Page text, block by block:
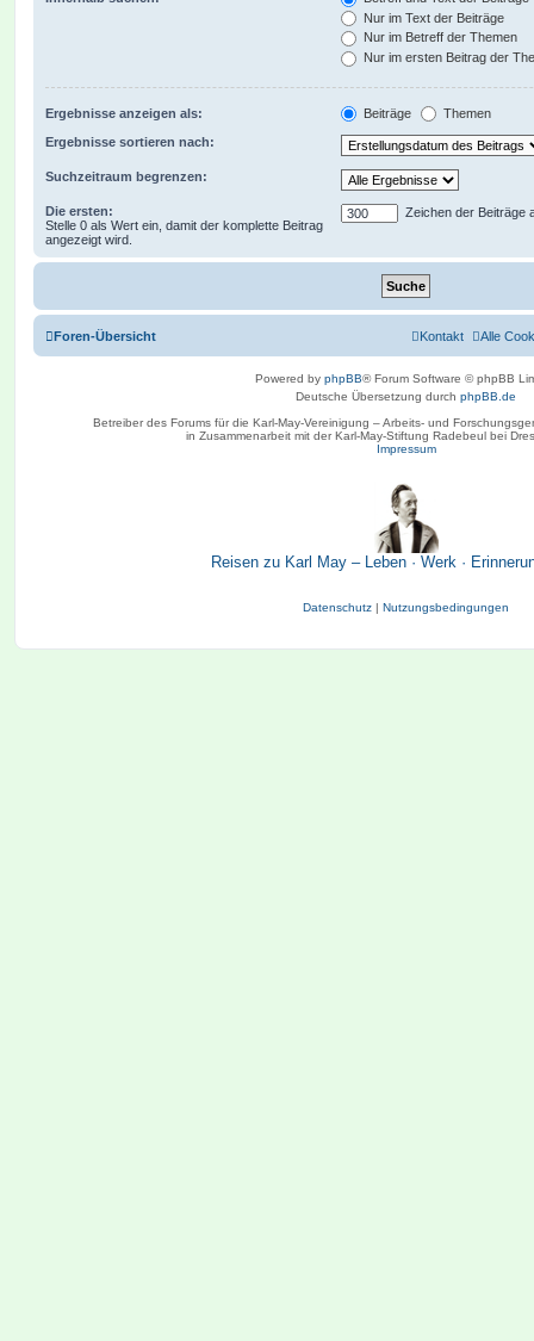
Nur im Text der Beiträge
Nur im Betreff der Themen
Nur im ersten Beitrag der
Ergebnisse anzeigen als: Beiträge Themen
Ergebnisse sortieren nach:
Suchzeitraum begrenzen:
Die ersten:
Stelle 0 als Wert ein, damit der komplette Beitrag
angezeigt wird.
Zeichen der Beiträge
Foren-Übersicht Alle
Kontakt
Powered by phpBB® Forum Software © phpBB
Deutsche Übersetzung durch phpBB.de
Betreiber des Forums für die Karl-May-Vereinigung – Arbeits- und
in Zusammenarbeit mit der Karl-May-Stiftung Radebeul bei
Impressum
Reisen zu Karl May – Leben · Werk ·
Datenschutz | Nutzungsbedingungen